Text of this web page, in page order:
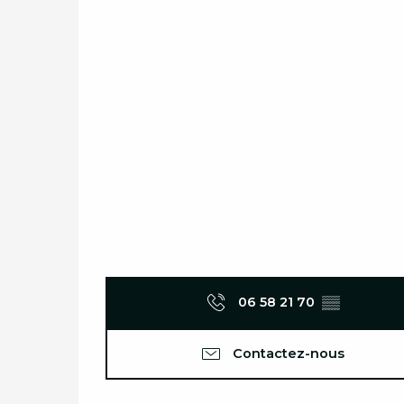
06 58 21 70 ▒▒
Contactez-nous